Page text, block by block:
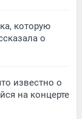
которую
о
известно о
на концерте